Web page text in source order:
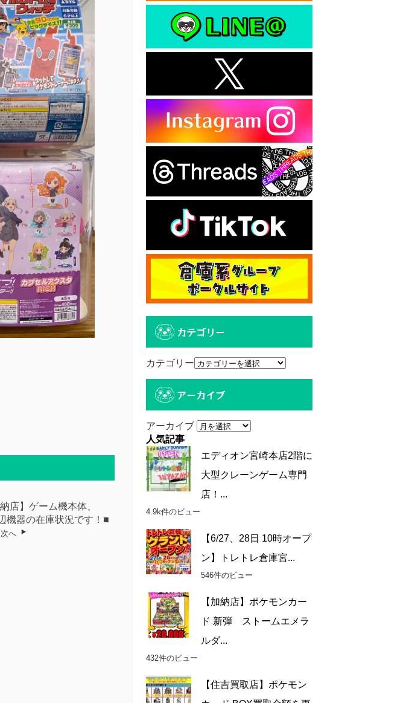
店】ゲーム機本体、
機器の在庫状況です！■
次へ
カテゴリー
カテゴリー
アーカイブ
アーカイブ
人気記事
エディオン宮崎本店2階に
大型クレーンゲーム専門
店！...
4.9k件のビュー
【6/27、28日 10時オープ
ン】トレトレ倉庫宮...
546件のビュー
【加納店】ポケモンカー
ド 新弾 ストームエメラ
ルダ...
432件のビュー
【住吉買取店】ポケモン